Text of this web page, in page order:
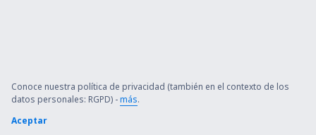
Conoce nuestra política de privacidad (también en el contexto de los
datos personales: RGPD) -más.
Aceptar